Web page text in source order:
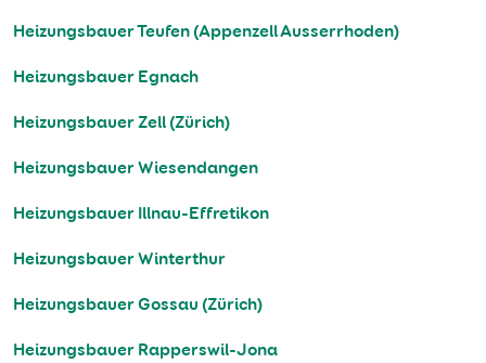
Heizungsbauer Teufen (Appenzell Ausserrhoden)
Heizungsbauer Egnach
Heizungsbauer Zell (Zürich)
Heizungsbauer Wiesendangen
Heizungsbauer Illnau-Effretikon
Heizungsbauer Winterthur
Heizungsbauer Gossau (Zürich)
Heizungsbauer Rapperswil-Jona